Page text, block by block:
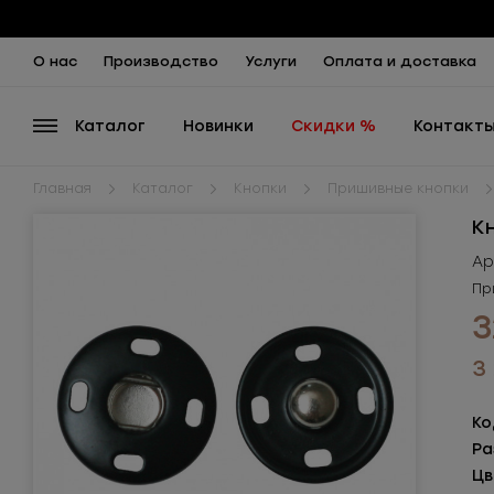
О нас Производство Услуги Оплата и доставка
Каталог Новинки Скидки % Контакты
Главная Каталог Кнопки Пришивные кнопки
3